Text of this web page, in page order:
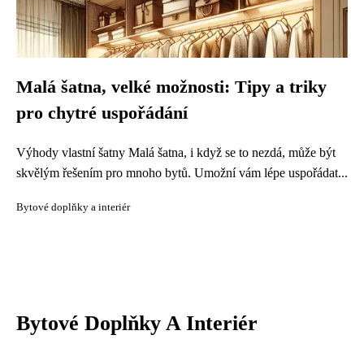
Malá šatna, velké možnosti: Tipy a triky
pro chytré uspořádání
Výhody vlastní šatny Malá šatna, i když se to nezdá, může být
skvělým řešením pro mnoho bytů. Umožní vám lépe uspořádat...
Bytové doplňky a interiér
Bytové Doplňky A Interiér